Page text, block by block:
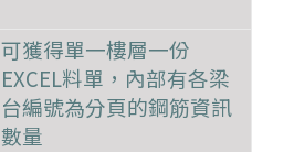
可獲得單一樓層一份
EXCEL料單，內部有各梁
台編號為分頁的鋼筋資訊
數量